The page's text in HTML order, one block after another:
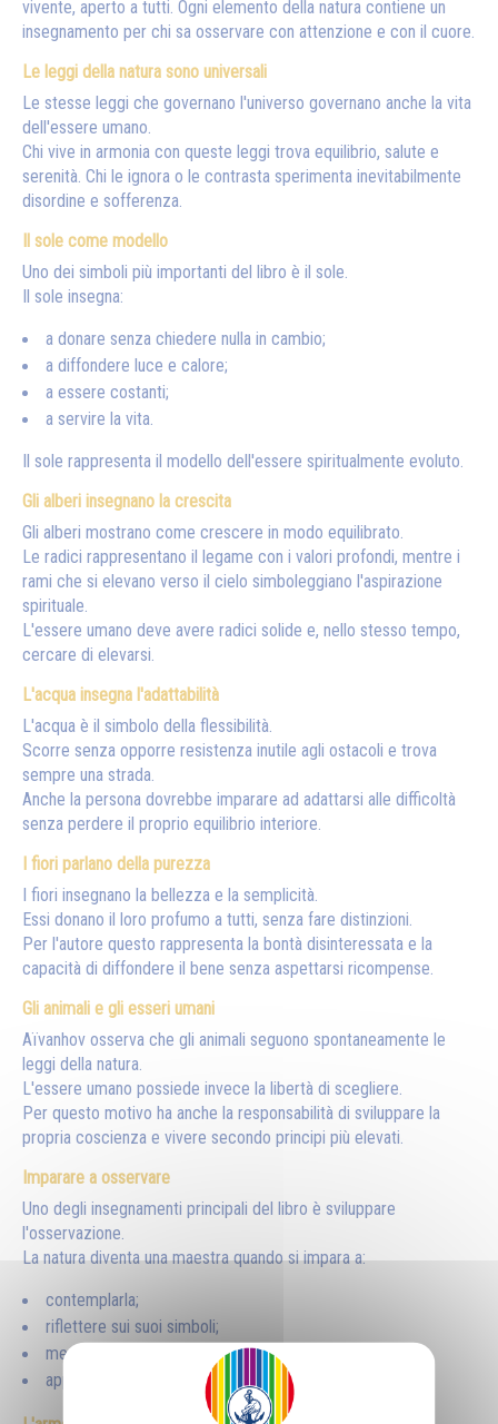
vivente, aperto a tutti. Ogni elemento della natura contiene un
insegnamento per chi sa osservare con attenzione e con il cuore.
Le leggi della natura sono universali
Le stesse leggi che governano l'universo governano anche la vita
dell'essere umano.
Chi vive in armonia con queste leggi trova equilibrio, salute e
serenità. Chi le ignora o le contrasta sperimenta inevitabilmente
disordine e sofferenza.
Il sole come modello
Uno dei simboli più importanti del libro è il sole.
Il sole insegna:
a donare senza chiedere nulla in cambio;
a diffondere luce e calore;
a essere costanti;
a servire la vita.
Il sole rappresenta il modello dell'essere spiritualmente evoluto.
Gli alberi insegnano la crescita
Gli alberi mostrano come crescere in modo equilibrato.
Le radici rappresentano il legame con i valori profondi, mentre i
rami che si elevano verso il cielo simboleggiano l'aspirazione
spirituale.
L'essere umano deve avere radici solide e, nello stesso tempo,
cercare di elevarsi.
L'acqua insegna l'adattabilità
L'acqua è il simbolo della flessibilità.
Scorre senza opporre resistenza inutile agli ostacoli e trova
sempre una strada.
Anche la persona dovrebbe imparare ad adattarsi alle difficoltà
senza perdere il proprio equilibrio interiore.
I fiori parlano della purezza
I fiori insegnano la bellezza e la semplicità.
Essi donano il loro profumo a tutti, senza fare distinzioni.
Per l'autore questo rappresenta la bontà disinteressata e la
capacità di diffondere il bene senza aspettarsi ricompense.
Gli animali e gli esseri umani
Aïvanhov osserva che gli animali seguono spontaneamente le
leggi della natura.
L'essere umano possiede invece la libertà di scegliere.
Per questo motivo ha anche la responsabilità di sviluppare la
propria coscienza e vivere secondo principi più elevati.
Imparare a osservare
Uno degli insegnamenti principali del libro è sviluppare
l'osservazione.
La natura diventa una maestra quando si impara a:
contemplarla;
riflettere sui suoi simboli;
meditare sulle sue leggi;
applicare gli insegnamenti alla propria vita.